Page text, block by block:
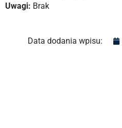
Uwagi: Brak
Data dodania wpisu: